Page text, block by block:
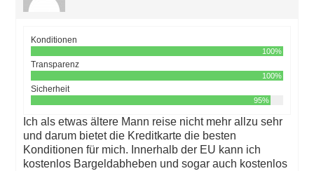
Konditionen
100%
Transparenz
100%
Sicherheit
95%
Ich als etwas ältere Mann reise nicht mehr allzu sehr
und darum bietet die Kreditkarte die besten
Konditionen für mich. Innerhalb der EU kann ich
kostenlos Bargeldabheben und sogar auch kostenlos